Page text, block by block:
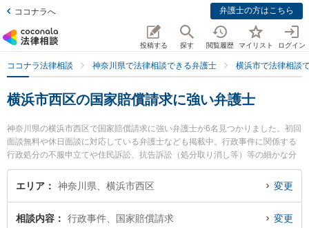
ココナラへ 弁護士の方はこちら
投稿する 探す 閲覧履歴 マイリスト ログイン
ココナラ法律相談 神奈川県で法律相談できる弁護士 横浜市で法律相談
横浜市西区の国家賠償請求に強い弁護士
神奈川県の横浜市西区で国家賠償請求に強い弁護士が6名見つかりました。初回
面談無料や休日面談に対応している弁護士なども掲載中。行政事件に関係する
行政処分の不服申立てや住民訴訟、抗告訴訟（処分取り消し等）等の細かな分
野での絞り込み検索もでき便利です。特に栄田法律事務所の栄田 国良弁護士や
テイクヒルズ法律事務所の小嶋 干城弁護士、ヘリテージ総合法律事務所の岩井
士に相談したい』『国家賠償請求のトラブル解決の実績豊富な近くの弁護士を
エリア 神奈川県、横浜市西区 変更
相談内容 行政事件、国家賠償請求 変更